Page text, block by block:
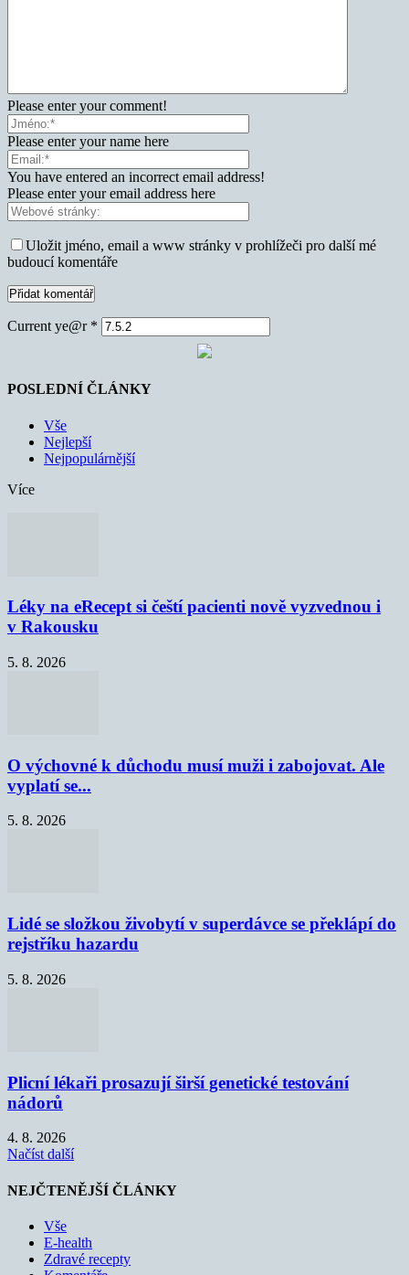
Please enter your comment!
Please enter your name here
You have entered an incorrect email address!
Please enter your email address here
Uložit jméno, email a www stránky v prohlížeči pro další mé
budoucí komentáře
Current ye@r *
POSLEDNÍ ČLÁNKY
Vše
Nejlepší
Nejpopulárnější
Více
Léky na eRecept si čeští pacienti nově vyzvednou i
v Rakousku
5. 8. 2026
O výchovné k důchodu musí muži i zabojovat. Ale
vyplatí se...
5. 8. 2026
Lidé se složkou živobytí v superdávce se překlápí do
rejstříku hazardu
5. 8. 2026
Plicní lékaři prosazují širší genetické testování
nádorů
4. 8. 2026
Načíst další
NEJČTENĚJŠÍ ČLÁNKY
Vše
E-health
Zdravé recepty